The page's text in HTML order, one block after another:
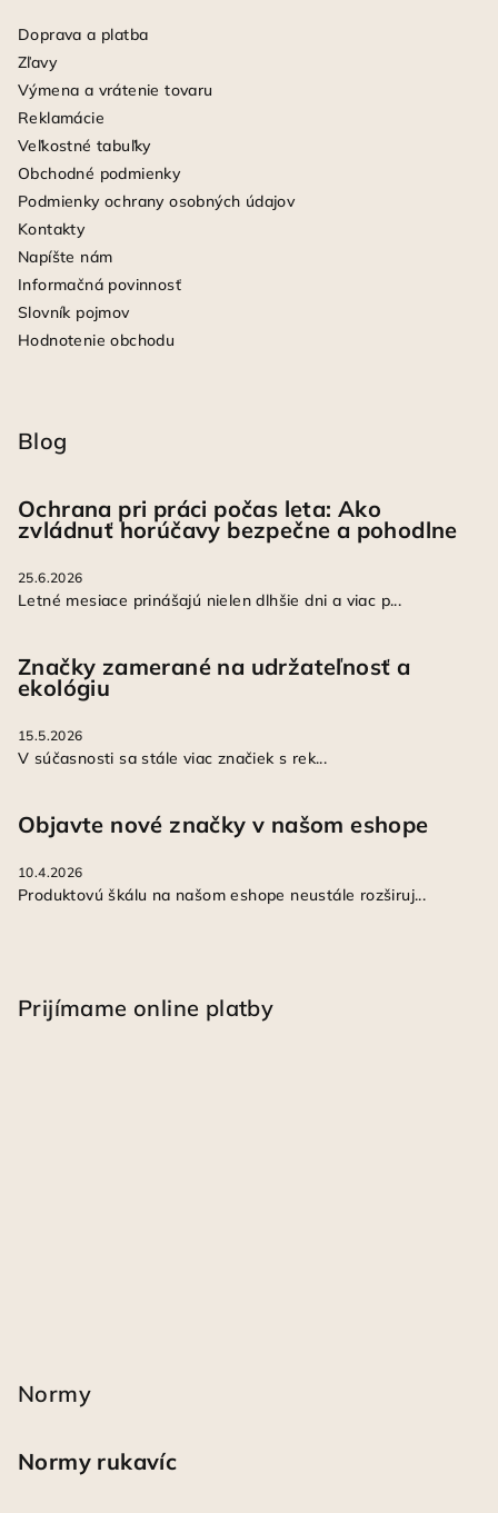
Doprava a platba
Zľavy
Výmena a vrátenie tovaru
Reklamácie
Veľkostné tabuľky
Obchodné podmienky
Podmienky ochrany osobných údajov
Kontakty
Napíšte nám
Informačná povinnosť
Slovník pojmov
Hodnotenie obchodu
Blog
Ochrana pri práci počas leta: Ako
zvládnuť horúčavy bezpečne a pohodlne
25.6.2026
Letné mesiace prinášajú nielen dlhšie dni a viac p...
Značky zamerané na udržateľnosť a
ekológiu
15.5.2026
V súčasnosti sa stále viac značiek s rek...
Objavte nové značky v našom eshope
10.4.2026
Produktovú škálu na našom eshope neustále rozširuj...
Prijímame online platby
Normy
Normy rukavíc